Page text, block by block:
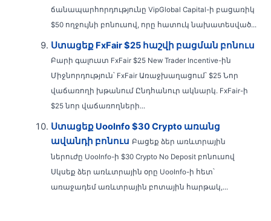
ճանապարհորդությունը VipGlobal Capital-ի բացառիկ
$50 ողջույնի բոնուսով, որը հատուկ նախատեսված...
Ստացեք FxFair $25 հաշվի բացման բոնուս
Բարի գալուստ FxFair $25 New Trader Incentive-ին
Միջնորդություն՝ FxFair Առաջխաղացում՝ $25 Նոր
վաճառողի խթանում Ընդհանուր ակնարկ. FxFair-ի
$25 նոր վաճառողների...
Ստացեք UooInfo $30 Crypto առանց
ավանդի բոնուս Բացեք ձեր առևտրային
ներուժը UooInfo-ի $30 Crypto No Deposit բոնուսով
Սկսեք ձեր առևտրային օրը UooInfo-ի հետ՝
առաջադեմ առևտրային բոտային հարթակ,...